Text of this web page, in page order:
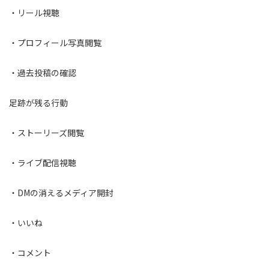
・リール視聴
・プロフィール写真閲覧
・過去投稿の確認
足跡が残る行動
・ストーリーズ閲覧
・ライブ配信視聴
・DMの消えるメディア開封
・いいね
・コメント